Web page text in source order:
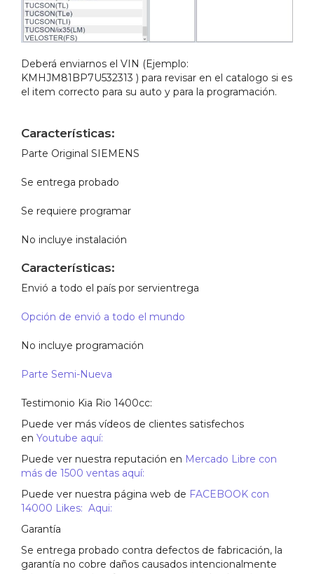
Deberá enviarnos el VIN (Ejemplo:
KMHJM81BP7U532313 ) para revisar en el catalogo si es
el item correcto para su auto y para la programación.
Características:
Parte Original SIEMENS
Se entrega probado
Se requiere programar
No incluye instalación
Características:
Envió a todo el país por servientrega
Opción de envió a todo el mundo
No incluye programación
Parte Semi-Nueva
Testimonio Kia Rio 1400cc:
Puede ver más vídeos de clientes satisfechos
en Youtube aquí:
Puede ver nuestra reputación en Mercado Libre con
más de 1500 ventas aquí:
Puede ver nuestra página web de FACEBOOK con
14000 Likes: Aqui:
Garantía
Se entrega probado contra defectos de fabricación, la
garantía no cobre daños causados intencionalmente